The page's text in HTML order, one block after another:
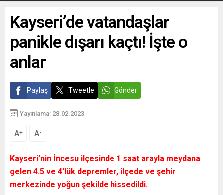
Kayseri’de vatandaşlar
panikle dışarı kaçtı! İşte o
anlar
Paylaş Tweetle Gönder
Yayınlama: 28.02.2023
A+ A-
Kayseri’nin İncesu ilçesinde 1 saat arayla meydana
gelen 4.5 ve 4’lük depremler, ilçede ve şehir
merkezinde yoğun şekilde hissedildi.